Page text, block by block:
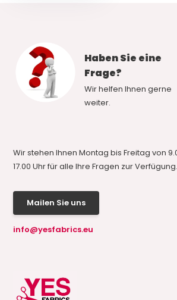
Haben Sie eine
Frage?
Wir helfen Ihnen gerne
weiter.
Wir stehen Ihnen Montag bis Freitag von
17.00 Uhr für alle Ihre Fragen zur Verfügung.
Mailen Sie uns
info@yesfabrics.eu